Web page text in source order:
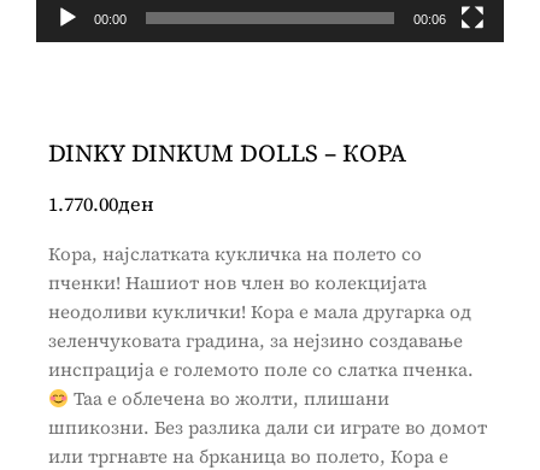
00:00 00:06
DINKY DINKUM DOLLS – КОРА
1.770.00ден
Кора, најслатката кукличка на полето со
пченки! Нашиот нов член во колекцијата
неодоливи куклички! Кора е мала другарка од
зеленчуковата градина, за нејзино создавање
инспрација е големото поле со слатка пченка.
Таа е облечена во жолти, плишани
шпикозни. Без разлика дали си играте во домот
или тргнавте на брканица во полето, Кора е